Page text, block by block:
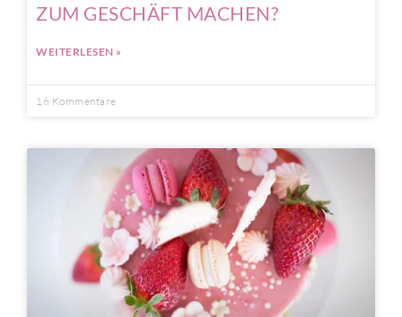
ZUM GESCHÄFT MACHEN?
WEITERLESEN »
16 Kommentare